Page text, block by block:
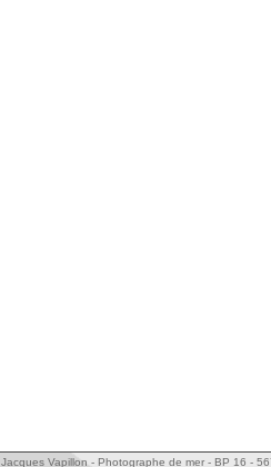
Jacques Vapillon - Photographe de mer - BP 16 -